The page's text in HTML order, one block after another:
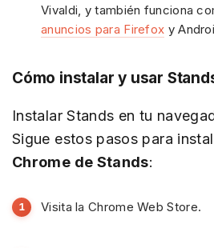
Vivaldi, y también funciona
anuncios para Firefox y
Cómo instalar y usar
Instalar Stands en tu
Sigue estos pasos para
Chrome de Stands:
Visita la Chrome Web Store.